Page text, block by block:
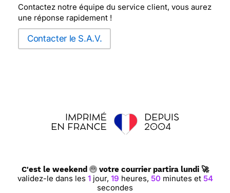
Contactez notre équipe du service client, vous aurez
une réponse rapidement !
Contacter le S.A.V.
C'est le weekend votre courrier partira lundi 🚀
validez-le dans les 1jour, 19 heures, 50minutes et 53
secondes